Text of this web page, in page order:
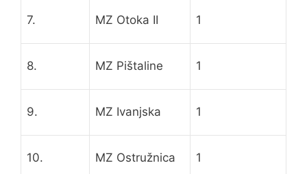
7. MZ Otoka II 1
8. MZ Pištaline 1
9. MZ Ivanjska 1
10. MZ Ostružnica 1